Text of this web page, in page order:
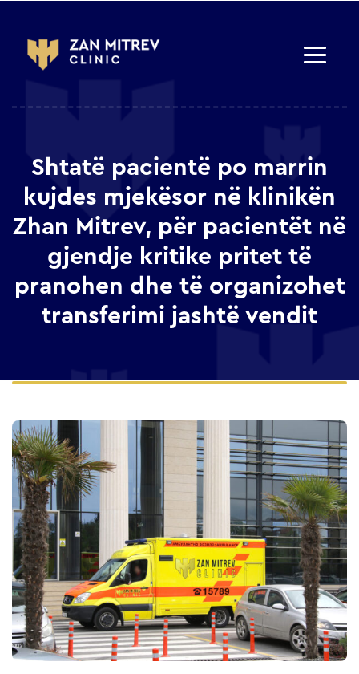
Shtatë pacientë po marrin
kujdes mjekësor në klinikën
Zhan Mitrev, për pacientët në
gjendje kritike pritet të
pranohen dhe të organizohet
transferimi jashtë vendit